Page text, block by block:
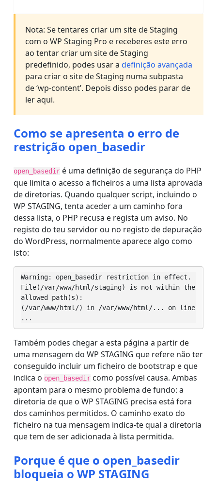
Nota: Se tentares criar um site de Staging
com o WP Staging Pro e receberes este erro
ao tentar criar um site de Staging
predefinido, podes usar a definição avançada
para criar o site de Staging numa subpasta
de ‘wp-content’. Depois disso podes parar de
ler aqui.
Como se apresenta o erro de
restrição open_basedir
open_basedir é uma definição de segurança do PHP
que limita o acesso a ficheiros a uma lista aprovada
de diretorias. Quando qualquer script, incluindo o
WP STAGING, tenta aceder a um caminho fora
dessa lista, o PHP recusa e regista um aviso. No
registo do teu servidor ou no registo de depuração
do WordPress, normalmente aparece algo como
isto:
Warning: open_basedir restriction in effect.
File(/var/www/html/staging) is not within the
allowed path(s):
(/var/www/html/) in /var/www/html/... on line
...
Também podes chegar a esta página a partir de
uma mensagem do WP STAGING que refere não ter
conseguido incluir um ficheiro de bootstrap e que
indica o open_basedir como possível causa. Ambas
apontam para o mesmo problema de fundo: a
diretoria de que o WP STAGING precisa está fora
dos caminhos permitidos. O caminho exato do
ficheiro na tua mensagem indica-te qual a diretoria
que tem de ser adicionada à lista permitida.
Porque é que o open_basedir
bloqueia o WP STAGING